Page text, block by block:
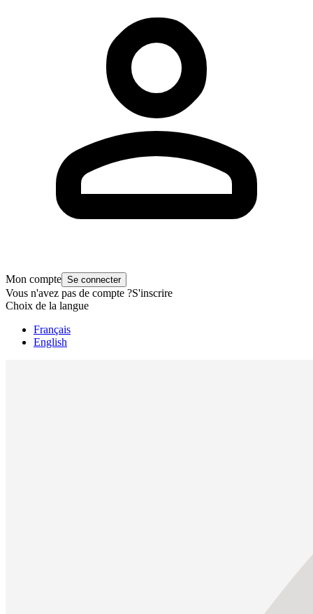
Mon compte Se connecter
Vous n'avez pas de compte ?S'inscrire
Choix de la langue
Français
English